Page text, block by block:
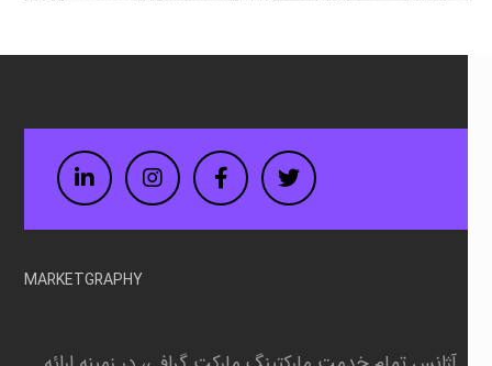
Twitter
Facebook
Instagram
LinkedIn
MARKETGRAPHY